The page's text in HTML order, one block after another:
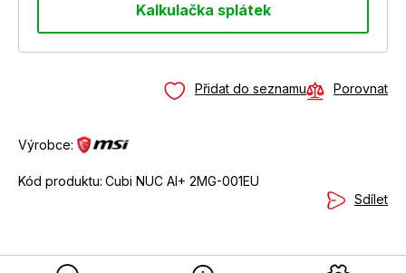
Kalkulačka splátek
Přidat do seznamu Porovnat
Výrobce:
Kód produktu: Cubi NUC AI+ 2MG-001EU
Sdílet